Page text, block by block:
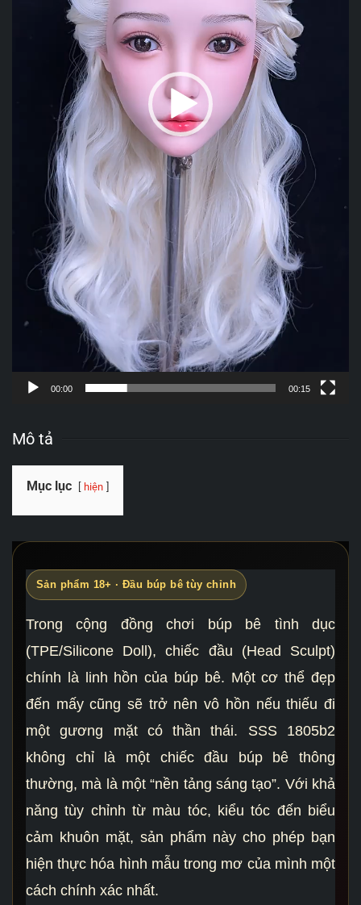
00:00 00:15
Mô tả
Mục lục hiện
Sản phẩm 18+ · Đầu búp bê tùy chỉnh
Trong cộng đồng chơi búp bê tình dục
(TPE/Silicone Doll), chiếc đầu (Head Sculpt)
chính là linh hồn của búp bê. Một cơ thể đẹp
đến mấy cũng sẽ trở nên vô hồn nếu thiếu đi
một gương mặt có thần thái. SSS 1805b2
không chỉ là một chiếc đầu búp bê thông
thường, mà là một “nền tảng sáng tạo”. Với khả
năng tùy chỉnh từ màu tóc, kiểu tóc đến biểu
cảm khuôn mặt, sản phẩm này cho phép bạn
hiện thực hóa hình mẫu trong mơ của mình một
cách chính xác nhất.